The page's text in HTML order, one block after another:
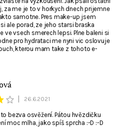
za me je to v horkych dnech prijemne
samotne. Pres make-up jsem
ale porad, ze jeho starsi braska
ve vsech smerech lepsi. Plne baleni si
pro hydrataci me nyni vic oslovuje
kterou mam take z tohoto e-
26.6.2021
bezva osvěžení. Pátou hvězdičku
moc mlha, jako spíš sprcha :-D :-D